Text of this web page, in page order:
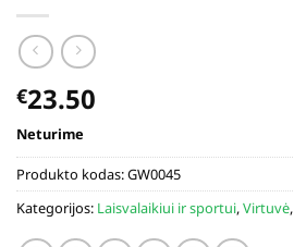
€23.50
Neturime
Produkto kodas:GW0045
Kategorijos: Laisvalaikiui ir sportui,Virtuvė,